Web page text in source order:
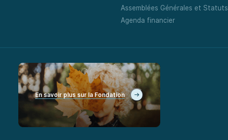
Assemblées Générales et Statuts
Agenda financier
En savoir plus sur la Fondation